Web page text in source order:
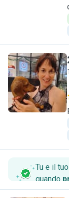
V
Tu e il
quando